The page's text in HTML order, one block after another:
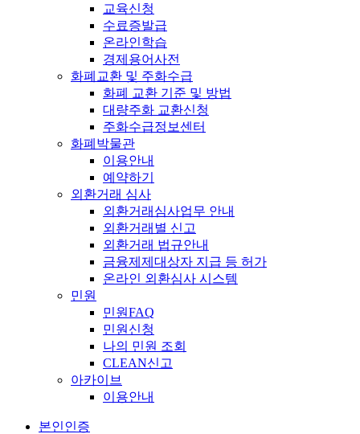
교육신청
수료증발급
온라인학습
경제용어사전
화폐교환 및 주화수급
화폐 교환 기준 및 방법
대량주화 교환신청
주화수급정보센터
화폐박물관
이용안내
예약하기
외환거래 심사
외환거래심사업무 안내
외환거래별 신고
외환거래 법규안내
금융제제대상자 지급 등 허가
온라인 외환심사 시스템
민원
민원FAQ
민원신청
나의 민원 조회
CLEAN신고
아카이브
이용안내
본인인증